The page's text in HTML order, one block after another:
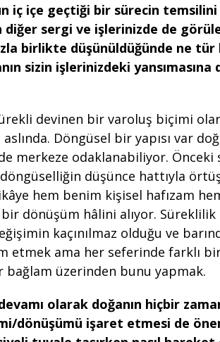
iç içe geçtiği bir sürecin
sergi ve işlerinizde de
birlikte düşünüldüğünde ne
sizin işlerinizdeki yansımasına
devinen bir varoluş biçimi
Döngüsel bir yapısı var
merkeze odaklanabiliyor. Önceki
düşünce hattıyla
hem benim kişisel hafızam
dönüşüm hâlini alıyor.
kaçınılmaz olduğu ve
etmek ama her seferinde farklı
bağlam üzerinden bunu yapmak.
olarak doğanın hiçbir
dönüşümü işaret etmesi de